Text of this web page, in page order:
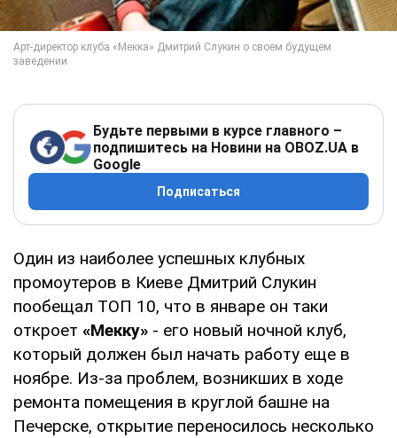
Будьте первыми в курсе главного –
подпишитесь на Новини на OBOZ.UA в
Google
Подписаться
Один из наиболее успешных клубных
промоутеров в Киеве Дмитрий Слукин
пообещал ТОП 10, что в январе он таки
откроет «Мекку» - его новый ночной клуб,
который должен был начать работу еще в
ноябре. Из-за проблем, возникших в ходе
ремонта помещения в круглой башне на
Печерске, открытие переносилось несколько